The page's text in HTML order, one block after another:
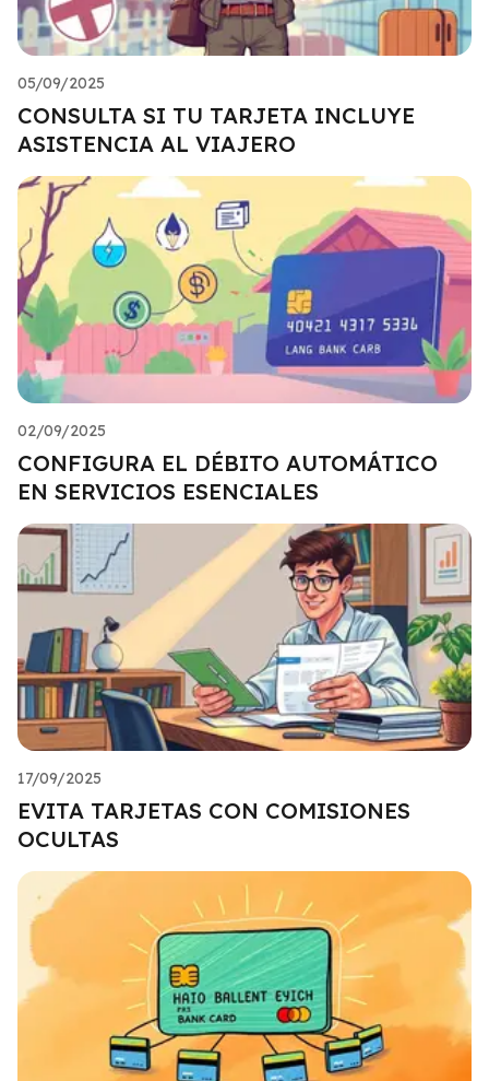
05/09/2025
CONSULTA SI TU TARJETA INCLUYE
ASISTENCIA AL VIAJERO
02/09/2025
CONFIGURA EL DÉBITO AUTOMÁTICO
EN SERVICIOS ESENCIALES
17/09/2025
EVITA TARJETAS CON COMISIONES
OCULTAS